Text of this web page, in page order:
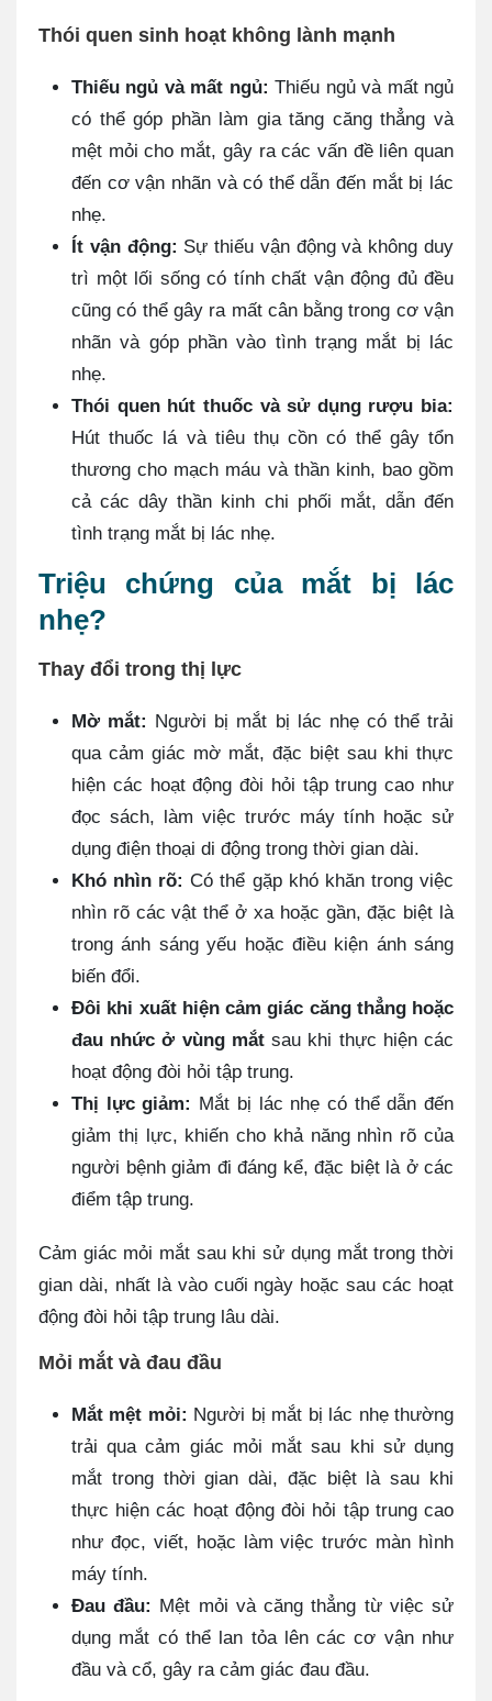
Thói quen sinh hoạt không lành mạnh
Thiếu ngủ và mất ngủ: Thiếu ngủ và mất ngủ
có thể góp phần làm gia tăng căng thẳng và
mệt mỏi cho mắt, gây ra các vấn đề liên quan
đến cơ vận nhãn và có thể dẫn đến mắt bị lác
nhẹ.
Ít vận động: Sự thiếu vận động và không duy
trì một lối sống có tính chất vận động đủ đều
cũng có thể gây ra mất cân bằng trong cơ vận
nhãn và góp phần vào tình trạng mắt bị lác
nhẹ.
Thói quen hút thuốc và sử dụng rượu bia:
Hút thuốc lá và tiêu thụ cồn có thể gây tổn
thương cho mạch máu và thần kinh, bao gồm
cả các dây thần kinh chi phối mắt, dẫn đến
tình trạng mắt bị lác nhẹ.
Triệu chứng của mắt bị lác
nhẹ?
Thay đổi trong thị lực
Mờ mắt: Người bị mắt bị lác nhẹ có thể trải
qua cảm giác mờ mắt, đặc biệt sau khi thực
hiện các hoạt động đòi hỏi tập trung cao như
đọc sách, làm việc trước máy tính hoặc sử
dụng điện thoại di động trong thời gian dài.
Khó nhìn rõ: Có thể gặp khó khăn trong việc
nhìn rõ các vật thể ở xa hoặc gần, đặc biệt là
trong ánh sáng yếu hoặc điều kiện ánh sáng
biến đổi.
Đôi khi xuất hiện cảm giác căng thẳng hoặc
đau nhức ở vùng mắtsau khi thực hiện các
hoạt động đòi hỏi tập trung.
Thị lực giảm: Mắt bị lác nhẹ có thể dẫn đến
giảm thị lực, khiến cho khả năng nhìn rõ của
người bệnh giảm đi đáng kể, đặc biệt là ở các
điểm tập trung.
Cảm giác mỏi mắt sau khi sử dụng mắt trong thời
gian dài, nhất là vào cuối ngày hoặc sau các hoạt
động đòi hỏi tập trung lâu dài.
Mỏi mắt và đau đầu
Mắt mệt mỏi: Người bị mắt bị lác nhẹ thường
trải qua cảm giác mỏi mắt sau khi sử dụng
mắt trong thời gian dài, đặc biệt là sau khi
thực hiện các hoạt động đòi hỏi tập trung cao
như đọc, viết, hoặc làm việc trước màn hình
máy tính.
Đau đầu: Mệt mỏi và căng thẳng từ việc sử
dụng mắt có thể lan tỏa lên các cơ vận như
đầu và cổ, gây ra cảm giác đau đầu.